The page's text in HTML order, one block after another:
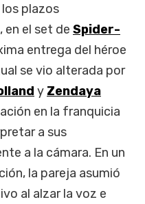
plazos
en el set de Spider-
entrega del héroe
se vio alterada por
y Zendaya
en la franquicia
a sus
a la cámara. En un
la pareja asumió
al alzar la voz e